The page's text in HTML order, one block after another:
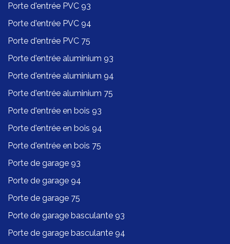
Porte d'entrée PVC 93
Porte d'entrée PVC 94
Porte d'entrée PVC 75
Porte d'entrée aluminium 93
Porte d'entrée aluminium 94
Porte d'entrée aluminium 75
Porte d'entrée en bois 93
Porte d'entrée en bois 94
Porte d'entrée en bois 75
Porte de garage 93
Porte de garage 94
Porte de garage 75
Porte de garage basculante 93
Porte de garage basculante 94